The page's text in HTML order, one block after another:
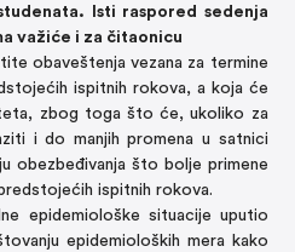
Isti raspored sedenja
važiće i za čitaonicu
obaveštenja vezana za termine
ispitnih rokova, a koja će
zbog toga što će, ukoliko za
i do manjih promena u satnici
obezbeđivanja što bolje primene
ispitnih rokova.
epidemiološke situacije uputio
epidemioloških mera kako